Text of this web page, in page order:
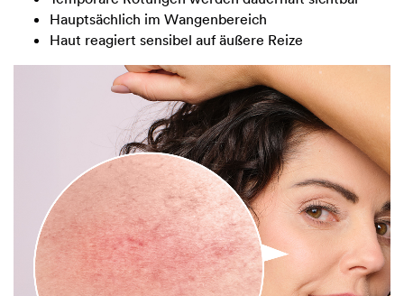
Hauptsächlich im Wangenbereich
Haut reagiert sensibel auf äußere Reize